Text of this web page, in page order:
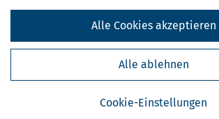
Cookie-Einstellungen
Alle ablehnen
Alle Cookies akzeptieren
Darf man Balkonkraftwerke einfach so
30.06.2026, 08:26 Uhr]In den letzten Jahren
von Solaranlagen etabliert: Sogenannte
Steckersolaranlagen erfreuen sich immer
mehr